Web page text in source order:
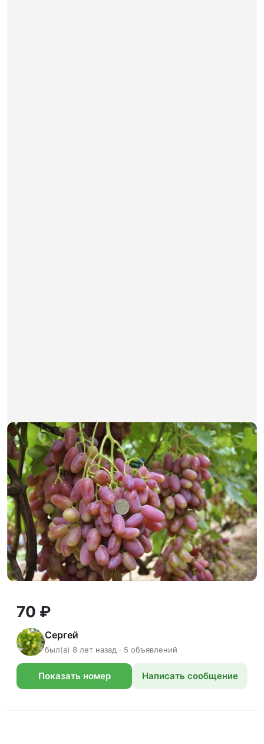
70 ₽
Сергей
был(а) 8 лет назад · 5 объявлений
Показать номер Написать сообщение